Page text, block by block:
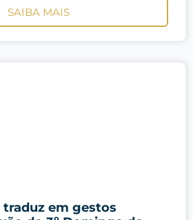
SAIBA MAIS
traduz em gestos